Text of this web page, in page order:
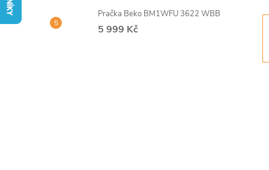
n
Pračka Beko BM1WFU 3622 WBB
5 999 Kč